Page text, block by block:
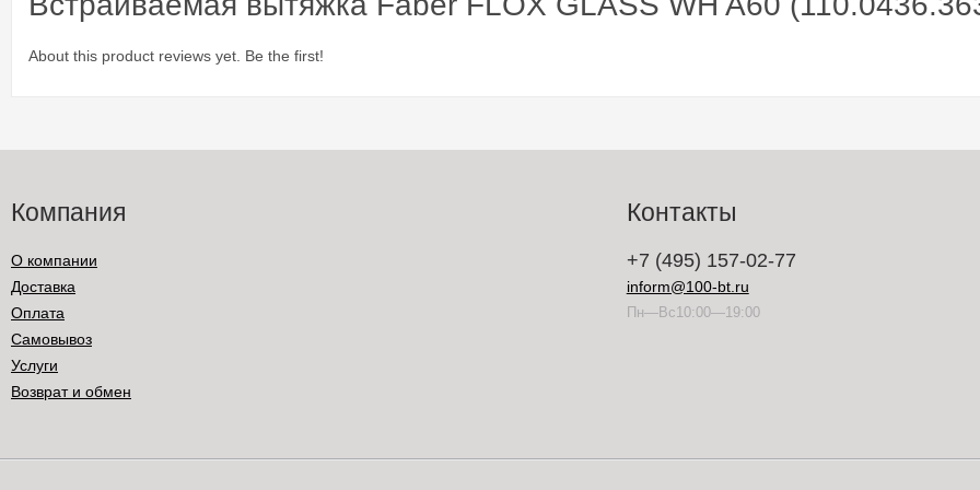
About this product reviews yet. Be the first!
Компания
О компании
Доставка
Оплата
Самовывоз
Услуги
Возврат и обмен
Контакты
+7 (495) 157-02-77
inform@100-bt.ru
Пн—Вс10:00—19:00